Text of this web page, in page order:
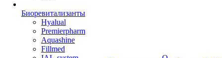
Биоревитализанты
Hyalual
Premierpharm
Aquashine
Fillmed